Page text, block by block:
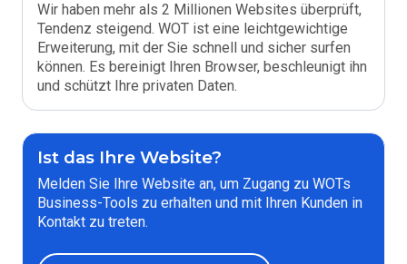
Wir haben mehr als 2 Millionen Websites überprüft,
Tendenz steigend. WOT ist eine leichtgewichtige
Erweiterung, mit der Sie schnell und sicher surfen
können. Es bereinigt Ihren Browser, beschleunigt ihn
und schützt Ihre privaten Daten.
Ist das Ihre Website?
Melden Sie Ihre Website an, um Zugang zu WOTs
Business-Tools zu erhalten und mit Ihren Kunden in
Kontakt zu treten.